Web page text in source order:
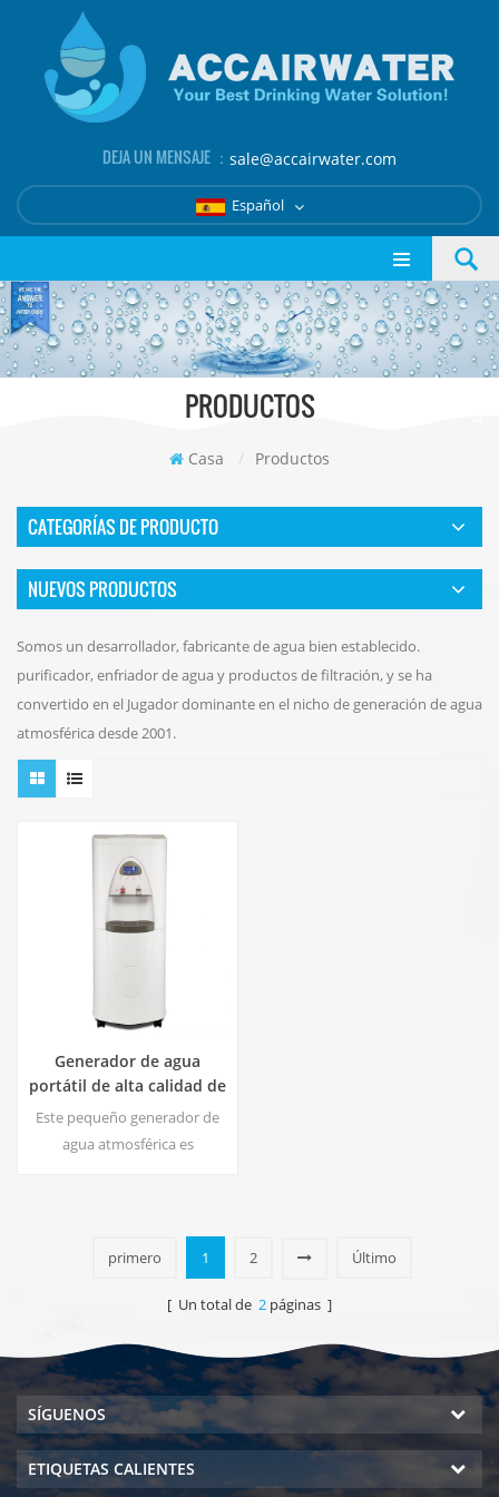
DEJA UN MENSAJE ： sale@accairwater.com
Español
PRODUCTOS
Casa / Productos
CATEGORÍAS DE PRODUCTO
NUEVOS PRODUCTOS
Somos un desarrollador, fabricante de agua bien establecido.
purificador, enfriador de agua y productos de filtración, y se ha
convertido en el Jugador dominante en el nicho de generación de agua
atmosférica desde 2001.
Generador de agua
portátil de alta calidad de
air HR-77M
Este pequeño generador de
agua atmosférica es
pura. Salida de agua pura
caliente y fría. Pantalla LCD.
primero 1 2 Último
[ Un total de 2 páginas ]
SÍGUENOS
ETIQUETAS CALIENTES